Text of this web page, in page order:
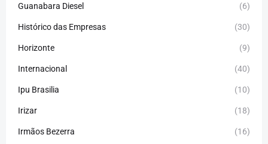
Guanabara Diesel (6)
Histórico das Empresas (30)
Horizonte (9)
Internacional (40)
Ipu Brasilia (10)
Irizar (18)
Irmãos Bezerra (16)